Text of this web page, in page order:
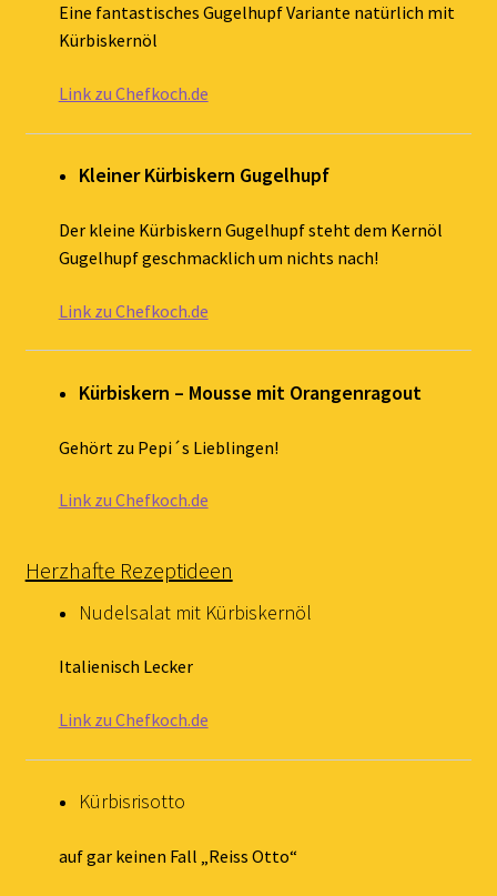
Eine fantastisches Gugelhupf Variante natürlich mit
Kürbiskernöl
Link zu Chefkoch.de
Kleiner Kürbiskern Gugelhupf
Der kleine Kürbiskern Gugelhupf steht dem Kernöl
Gugelhupf geschmacklich um nichts nach!
Link zu Chefkoch.de
Kürbiskern – Mousse mit Orangenragout
Gehört zu Pepi´s Lieblingen!
Link zu Chefkoch.de
Herzhafte Rezeptideen
Nudelsalat mit Kürbiskernöl
Italienisch Lecker
Link zu Chefkoch.de
Kürbisrisotto
auf gar keinen Fall „Reiss Otto“